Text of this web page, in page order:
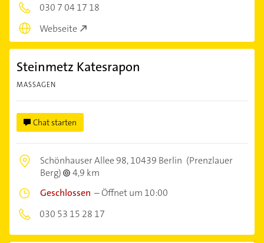
030 7 04 17 18
Webseite
Steinmetz Katesrapon
MASSAGEN
Chat starten
Schönhauser Allee 98,10439 Berlin (Prenzlauer
Berg)
4,9 km
Geschlossen –Öffnet um 10:00
030 53 15 28 17